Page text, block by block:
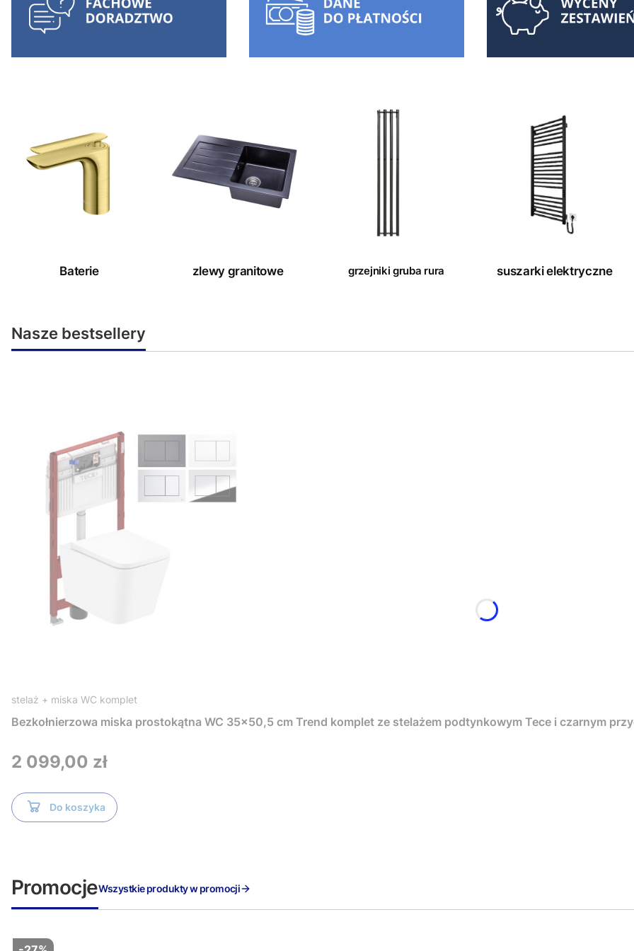
Baterie zlewy granitowe grzejniki gruba rura suszarki elektryczne
Nasze bestsellery
stelaż + miska WC komplet
Bezkołnierzowa miska prostokątna WC 35x50,5 cm Trend komplet ze stelażem podtynkowym Tece i czarnym
Cena
2 099,00 zł
Do koszyka
PromocjeWszystkie produkty w promocji